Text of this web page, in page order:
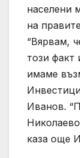
населени
на
“Вярвам,
този
имаме
Иванов.
каза още